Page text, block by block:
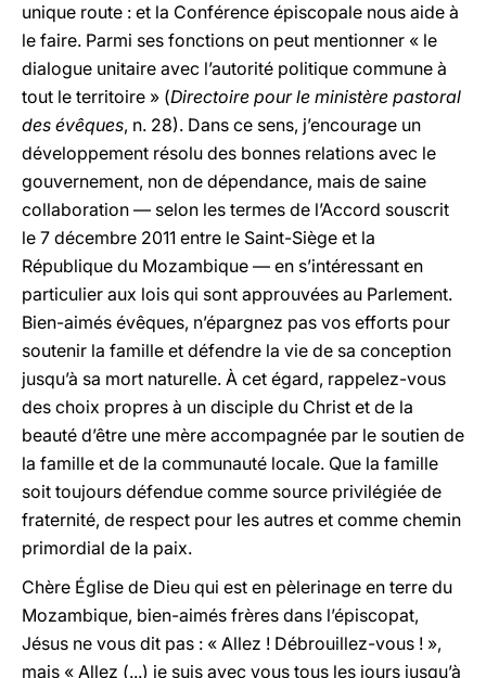
unique route : et la Conférence épiscopale nous aide à
le faire. Parmi ses fonctions on peut mentionner « le
dialogue unitaire avec l’autorité politique commune à
tout le territoire » (Directoire pour le ministère pastoral
des évêques, n. 28). Dans ce sens, j’encourage un
développement résolu des bonnes relations avec le
gouvernement, non de dépendance, mais de saine
collaboration — selon les termes de l’Accord souscrit
le 7 décembre 2011 entre le Saint-Siège et la
République du Mozambique — en s’intéressant en
particulier aux lois qui sont approuvées au Parlement.
Bien-aimés évêques, n’épargnez pas vos efforts pour
soutenir la famille et défendre la vie de sa conception
jusqu’à sa mort naturelle. À cet égard, rappelez-vous
des choix propres à un disciple du Christ et de la
beauté d’être une mère accompagnée par le soutien de
la famille et de la communauté locale. Que la famille
soit toujours défendue comme source privilégiée de
fraternité, de respect pour les autres et comme chemin
primordial de la paix.
Chère Église de Dieu qui est en pèlerinage en terre du
Mozambique, bien-aimés frères dans l’épiscopat,
Jésus ne vous dit pas : « Allez ! Débrouillez-vous ! »,
mais « Allez (...) je suis avec vous tous les jours jusqu’à